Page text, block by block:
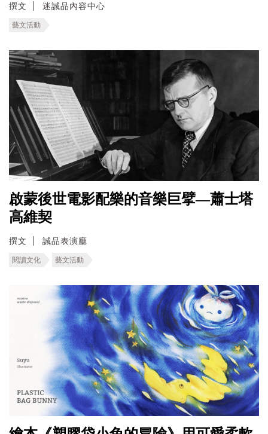
撰文 迷誠品內容中心
藝文活動
啟蒙後世電影配樂的音樂巨擘—蕭士塔
高維契
撰文 誠品表演廳
閱讀文化 藝文活動